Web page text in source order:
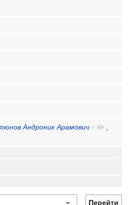
Андроник Арамович +
,